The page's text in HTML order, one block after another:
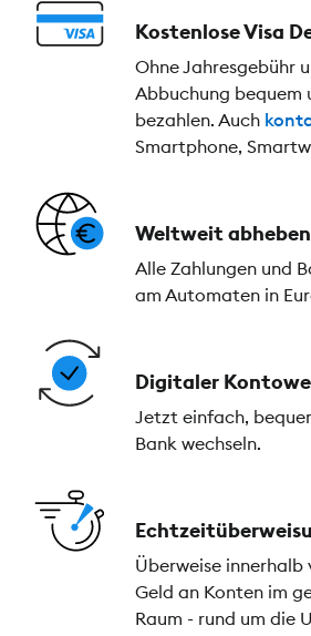
Kostenlose Visa
Ohne Jahresgebühr
Abbuchung bequem
bezahlen. Auch
Smartphone,
Weltweit
Alle Zahlungen und
am Automaten in
Digitaler
Jetzt einfach,
Bank wechseln.
Überweise innerhalb
Geld an Konten im
Raum - rund um die